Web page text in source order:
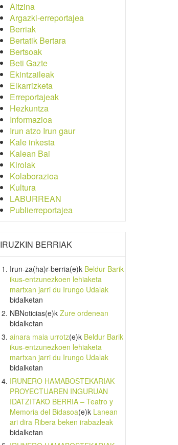
Aitzina
Argazki-erreportajea
Berriak
Bertatik Bertara
Bertsoak
Beti Gazte
Ekintzaileak
Elkarrizketa
Erreportajeak
Hezkuntza
Informazioa
Irun atzo Irun gaur
Kale inkesta
Kalean Bai
Kirolak
Kolaborazioa
Kultura
LABURREAN
Publierreportajea
IRUZKIN BERRIAK
Irun-za(ha)r-berria(e)k Beldur Barik
ikus-entzunezkoen lehiaketa
martxan jarri du Irungo Udalak
bidalketan
NBNoticias(e)k Zure ordenean
bidalketan
ainara maia urrotz(e)k Beldur Barik
ikus-entzunezkoen lehiaketa
martxan jarri du Irungo Udalak
bidalketan
IRUNERO HAMABOSTEKARIAK
PROYECTUAREN INGURUAN
IDATZITAKO BERRIA – Teatro y
Memoria del Bidasoa(e)k Lanean
ari dira Ribera beken irabazleak
bidalketan